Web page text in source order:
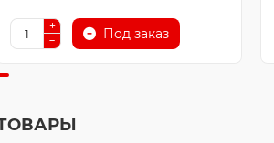
Под заказ